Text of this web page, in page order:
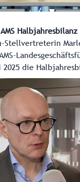
Halbjahresbilanz
Stellvertreterin
die